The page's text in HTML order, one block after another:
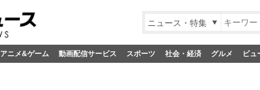
ニュース・特集
アニメ&ゲーム 動画配信サービス スポーツ 社会・経済 グルメ ビュ